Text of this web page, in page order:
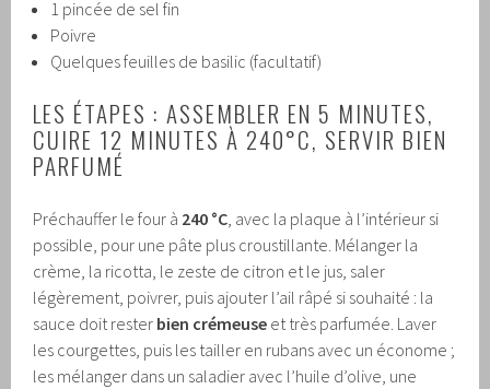
1 pincée de sel fin
Poivre
Quelques feuilles de basilic (facultatif)
LES ÉTAPES : ASSEMBLER EN 5 MINUTES,
CUIRE 12 MINUTES À 240°C, SERVIR BIEN
PARFUMÉ
Préchauffer le four à 240 °C , avec la plaque à l’intérieur si
possible, pour une pâte plus croustillante. Mélanger la
crème, la ricotta, le zeste de citron et le jus, saler
légèrement, poivrer, puis ajouter l’ail râpé si souhaité : la
sauce doit rester bien crémeuse et très parfumée. Laver
les courgettes, puis les tailler en rubans avec un économe ;
les mélanger dans un saladier avec l’huile d’olive, une